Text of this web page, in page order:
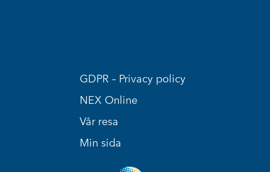
GDPR – Privacy policy
NEX Online
Vår resa
Min sida